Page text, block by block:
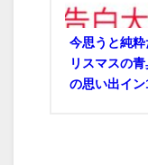
今思うと純粋
リスマスの
の思い出イ